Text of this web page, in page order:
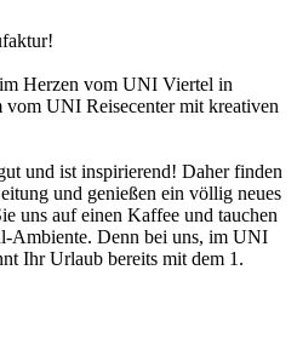
Herzen vom UNI Viertel in
vom UNI Reisecenter mit kreativen
und ist inspirierend! Daher finden
und genießen ein völlig neues
uns auf einen Kaffee und tauchen
Ambiente. Denn bei uns, im UNI
Ihr Urlaub bereits mit dem 1.